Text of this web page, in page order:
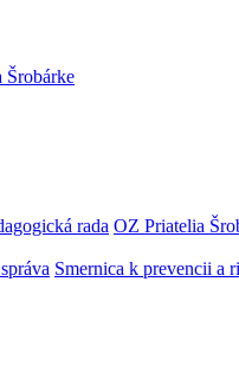
Šrobárke
rada OZ Priatelia
Smernica k prevencii a